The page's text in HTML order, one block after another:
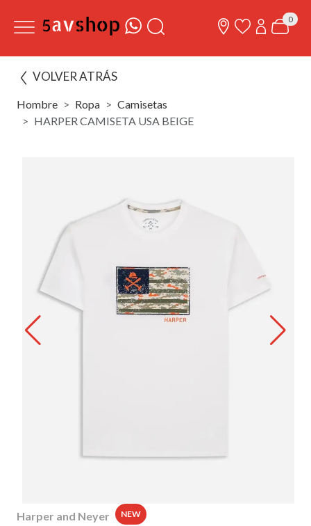
0
VOLVER ATRÁS
Hombre Ropa
Camisetas
HARPER CAMISETA USA BEIGE
Harper and Neyer NEW